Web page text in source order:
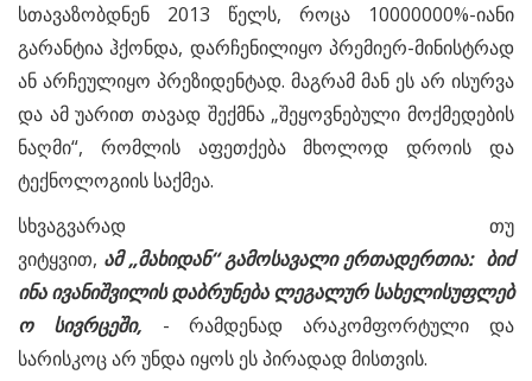
სთავაზობდნენ 2013 წელს, როცა 10000000%-იანი
გარანტია ჰქონდა, დარჩენილიყო პრემიერ-მინისტრად
ან არჩეულიყო პრეზიდენტად. მაგრამ მან ეს არ ისურვა
და ამ უარით თავად შექმნა „შეყოვნებული მოქმედების
ნაღმი“, რომლის აფეთქება მხოლოდ დროის და
ტექნოლოგიის საქმეა.
სხვაგვარად თუ
ვიტყვით, ამ „მახიდან“ გამოსავალი ერთადერთია: ბიძ
ინა ივანიშვილის დაბრუნება ლეგალურ სახელისუფლებ
ო
სივრცეში, - რამდენად არაკომფორტული და
სარისკოც არ უნდა იყოს ეს პირადად მისთვის.